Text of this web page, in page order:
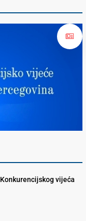
vijeća